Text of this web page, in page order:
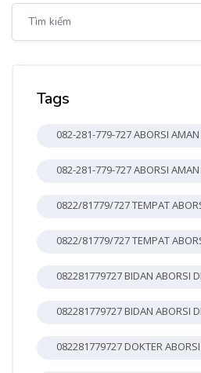
Tags
082-281-779-727 ABORSI
082-281-779-727 ABORSI
0822/81779/727 TEMPAT
0822/81779/727 TEMPAT
082281779727 BIDAN ABORSI
082281779727 BIDAN ABORSI
082281779727 DOKTER